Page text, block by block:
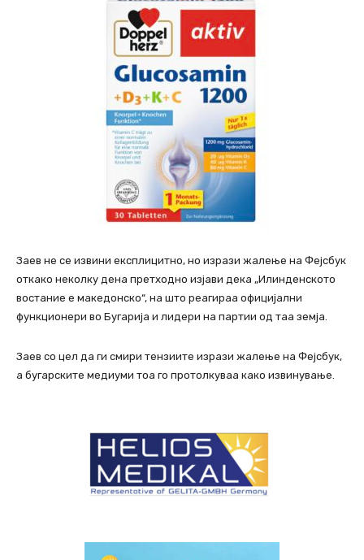
Заев не се извини експлицитно, но изрази жалење на Фејсбук
откако неколку дена претходно изјави дека „Илинденското
востание е македонско“, на што реагираа официјални
функционери во Бугарија и лидери на партии од таа земја.
Заев со цел да ги смири тензиите изрази жалење на Фејсбук,
а бугарските медиуми тоа го протолкуваа како извинување.